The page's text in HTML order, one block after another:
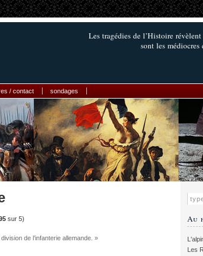
Les tragédies de l’Histoire
sont les
/ contact sondages
sur 5)
de l’infanterie allemande. »
Au
Les